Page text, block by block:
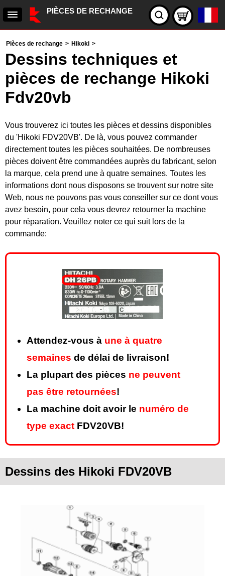
PIÈCES DE RECHANGE
Pièces de rechange > Hikoki >
Dessins techniques et
pièces de rechange Hikoki
Fdv20vb
Vous trouverez ici toutes les pièces et dessins disponibles
du 'Hikoki FDV20VB'. De là, vous pouvez commander
directement toutes les pièces souhaitées. De nombreuses
pièces doivent être commandées auprès du fabricant, selon
la marque, cela prend une à quatre semaines. Toutes les
informations dont nous disposons se trouvent sur notre site
Web, nous ne pouvons pas vous conseiller sur ce dont vous
avez besoin, pour cela vous devrez retourner la machine
pour réparation. Veuillez noter ce qui suit lors de la
commande:
Attendez-vous à une à quatre
semaines de délai de livraison!
La plupart des pièces ne peuvent
pas être retournées!
La machine doit avoir le numéro de
type exact FDV20VB!
Dessins des Hikoki FDV20VB